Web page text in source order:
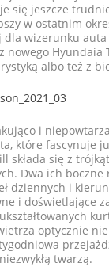
się jeszcze
w ostatnim
dla wizerunku
nowego Hyundaia
albo też z
i
które fascynuje
składa się z
Dwa ich boczne
dziennych i
i doświetlające
optycznie nie
twarzą.